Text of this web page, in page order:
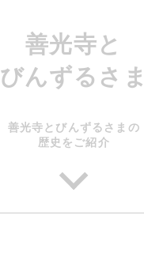
善光寺と
びんずるさま
善光寺とびんずるさまの
歴史をご紹介